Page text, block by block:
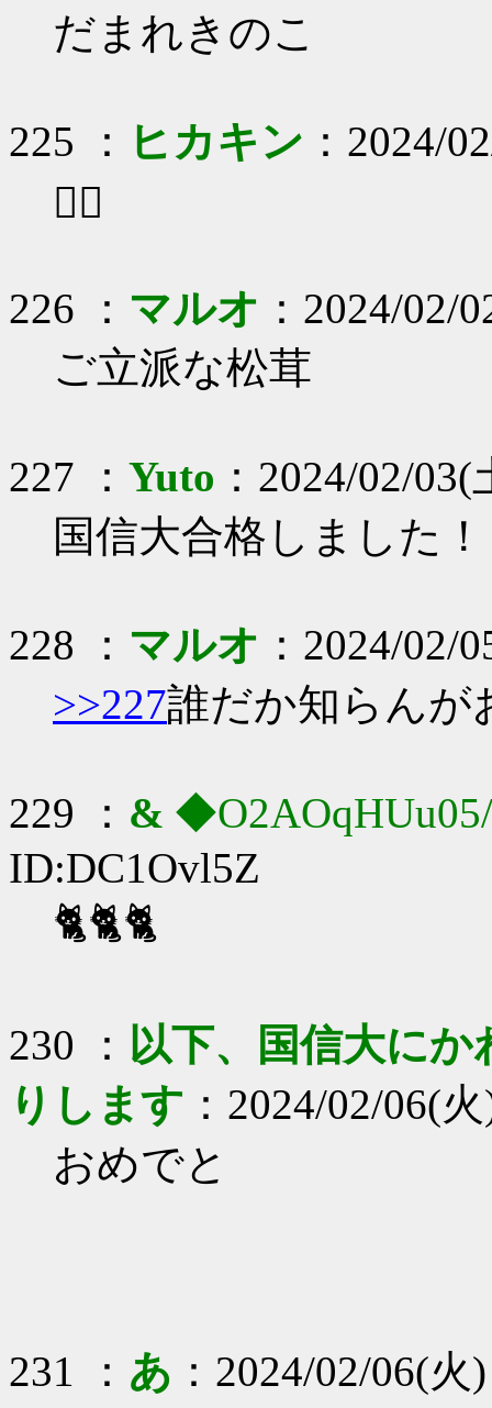
だまれきのこ
225 ： ヒカキン ：2024/
😮‍💨
226 ： マルオ ：2024/02/
ご立派な松茸
227 ： Yuto ：2024/02/
国信大合格しました！
228 ： マルオ ：2024/02/
>>227誰だか知らんが
229 ： &
ID:DC1Ovl5Z
🐈🐈🐈
230 ： 以下、国信大に
りします ：2024/02/06(
おめでと
231 ： あ ：2024/02/06(